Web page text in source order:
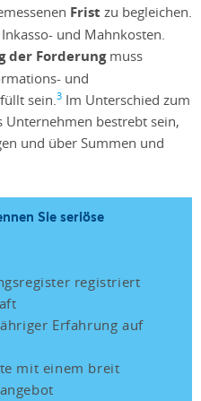
Frist zu begleichen.
und Mahnkosten.
der Forderungmuss
und
sein. 3 Im Unterschied zum
Unternehmen bestrebt sein,
und über Summen und
Sie seriöse
registriert
Erfahrung auf
mit einem breit